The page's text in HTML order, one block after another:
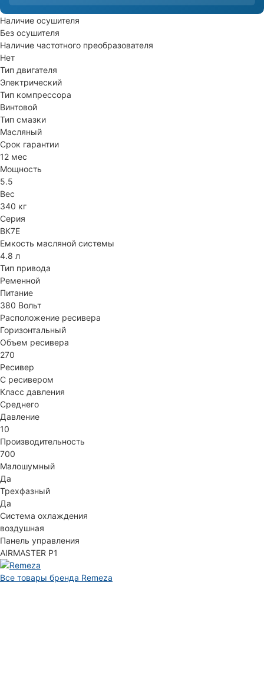
Наличие осушителя
Без осушителя
Наличие частотного преобразователя
Нет
Тип двигателя
Электрический
Тип компрессора
Винтовой
Тип смазки
Масляный
Срок гарантии
12 мес
Мощность
5.5
Вес
340 кг
Серия
ВК7Е
Емкость масляной системы
4.8 л
Тип привода
Ременной
Питание
380 Вольт
Расположение ресивера
Горизонтальный
Объем ресивера
270
Ресивер
С ресивером
Класс давления
Среднего
Давление
10
Производительность
700
Малошумный
Да
Трехфазный
Да
Система охлаждения
воздушная
Панель управления
AIRMASTER P1
Все товары бренда Remeza